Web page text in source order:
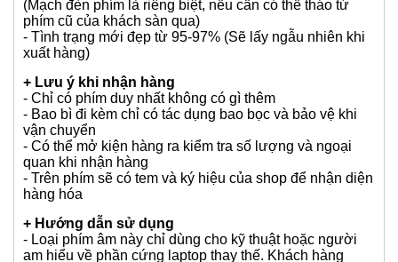
+ Nguồn gốc phím
- Phím tháo ra từ các máy laptop Samsung
Chromebook XE930 đang sử dụng.
- Phím đã qua sử dụng, có sự hao mòn nhất định do đã
trải qua thời gian sử dụng trước đó.
+ Tình trạng
- Phím đã qua sử dụng
- Ngôn ngữ phím là tiếng Anh
- Khung không móp méo
- Toàn bộ phím hoạt động bình thường
- Tháo ra từ máy đang hoạt động, đã test hoàn chỉnh.
(Mạch đèn phím là riêng biệt, nếu cần có thể tháo từ
phím cũ của khách sàn qua)
- Tình trạng mới đẹp từ 95-97% (Sẽ lấy ngẫu nhiên khi
xuất hàng)